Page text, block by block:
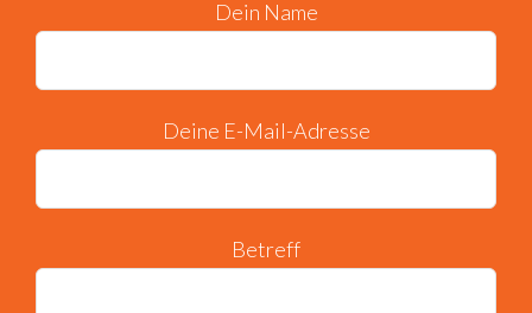
Dein Name
Deine E-Mail-Adresse
Betreff